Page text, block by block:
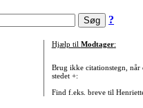
?
Hjælp til Modtager:
Brug ikke citationstegn, når
stedet +:
Find f.eks. breve til